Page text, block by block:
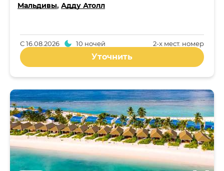
Мальдивы, Адду Атолл
2-x мест. номер
С16.08.2026 10 ночей
Уточнить